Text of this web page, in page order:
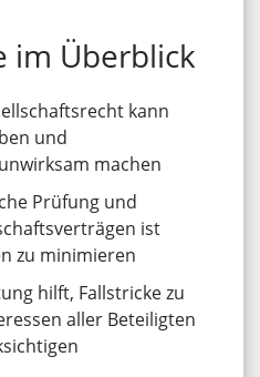
im Überblick
kann
und
machen
Prüfung und
ist
zu minimieren
hilft, Fallstricke zu
aller Beteiligten